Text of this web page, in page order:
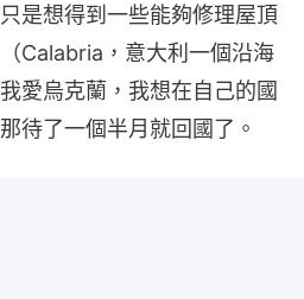
是想得到一些能夠修理屋頂
Calabria，意大利一個沿海
愛烏克蘭，我想在自己的國
待了一個半月就回國了。